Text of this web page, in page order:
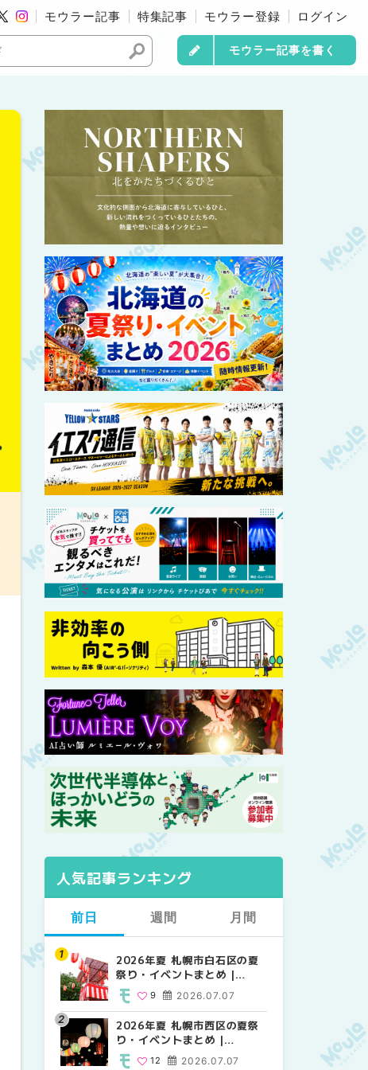
モウラー記事 特集記事 モウラー登録 ログイン
モウラー記事を書く
人気記事ランキング
前日
2026年夏 札幌市白石区の夏
祭り・イベントまとめ |
MouLa HOKKAIDO
2026.07.07
9
2026年夏 札幌市西区の夏祭
り・イベントまとめ |
MouLa HOKKAIDO
2026.07.07
12
週間
2026年夏 札幌市西区の夏祭
り・イベントまとめ |
12
【2026年最新】札幌のおすす
めビアガーデン｜オープン日
順に徹底紹介！大通公園から
24
月間
【2026年最新】札幌のおすす
めビアガーデン｜オープン日
穴場テラスまで | MouLa
HOKKAIDO
24
2026年夏 札幌市北区の夏祭
り・イベントまとめ |
9